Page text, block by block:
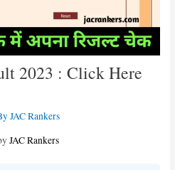
2023 : Click Here
JAC Rankers
JAC Rankers